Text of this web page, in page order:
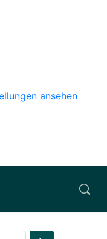
ansehen